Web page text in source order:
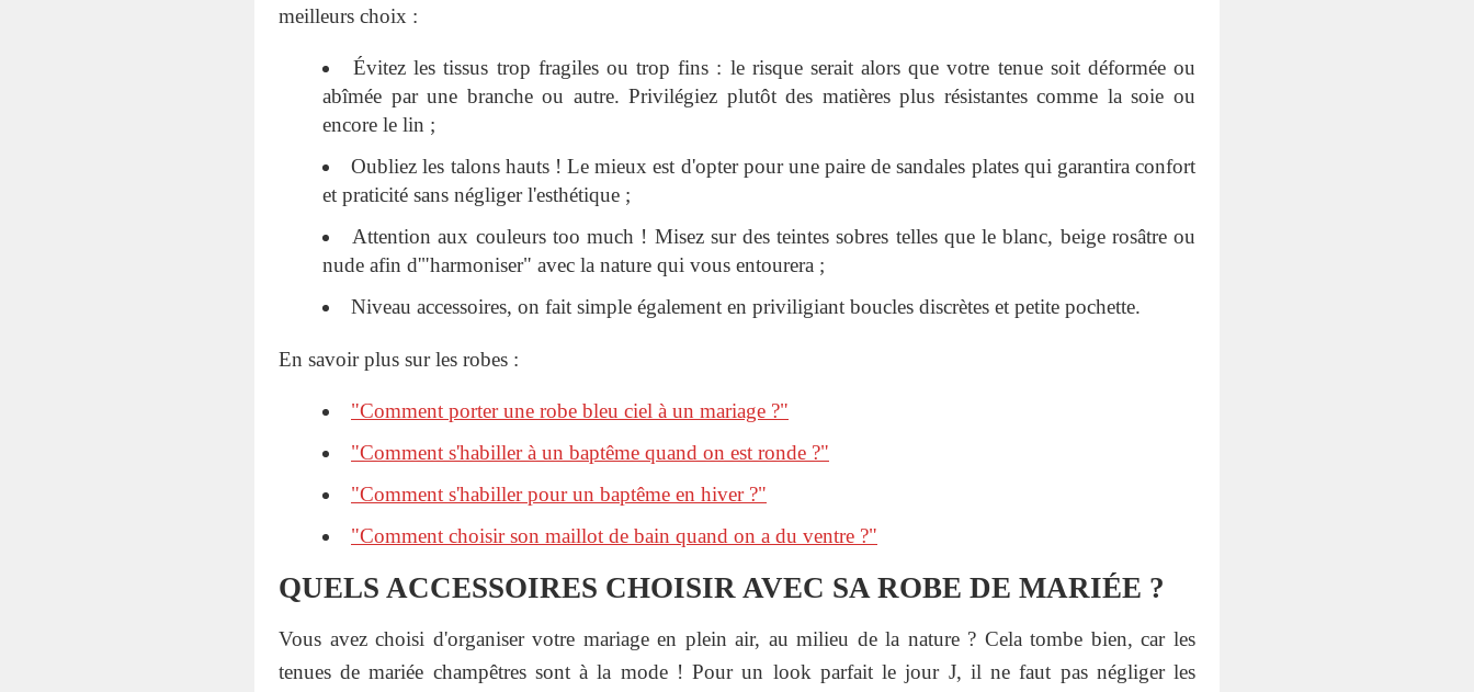
meilleurs choix :
Évitez les tissus trop fragiles ou trop fins : le risque serait alors que votre tenue soit déformée ou
abîmée par une branche ou autre. Privilégiez plutôt des matières plus résistantes comme la soie ou
encore le lin ;
Oubliez les talons hauts ! Le mieux est d'opter pour une paire de sandales plates qui garantira confort
et praticité sans négliger l'esthétique ;
Attention aux couleurs too much ! Misez sur des teintes sobres telles que le blanc, beige rosâtre ou
nude afin d'"harmoniser" avec la nature qui vous entourera ;
Niveau accessoires, on fait simple également en priviligiant boucles discrètes et petite pochette.
En savoir plus sur les robes :
"Comment porter une robe bleu ciel à un mariage ?"
"Comment s'habiller à un baptême quand on est ronde ?"
"Comment s'habiller pour un baptême en hiver ?"
"Comment choisir son maillot de bain quand on a du ventre ?"
QUELS ACCESSOIRES CHOISIR AVEC SA ROBE DE MARIÉE ?
Vous avez choisi d'organiser votre mariage en plein air, au milieu de la nature ? Cela tombe bien, car les
tenues de mariée champêtres sont à la mode ! Pour un look parfait le jour J, il ne faut pas négliger les